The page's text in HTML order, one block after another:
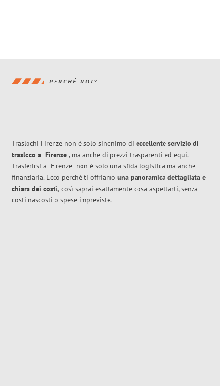
PERCHÉ NOI?
Traslochi Firenze non è solo sinonimo di eccellente servizio di
trasloco a Firenze , ma anche di prezzi trasparenti ed equi.
Trasferirsi a Firenze non è solo una sfida logistica ma anche
finanziaria. Ecco perché ti offriamo una panoramica dettagliata e
chiara dei costi, così saprai esattamente cosa aspettarti, senza
costi nascosti o spese impreviste.